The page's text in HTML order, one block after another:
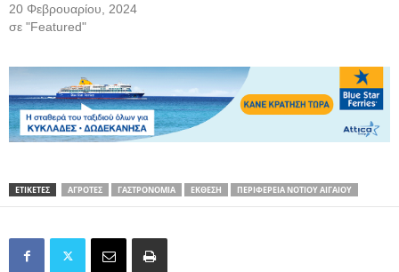
20 Φεβρουαρίου, 2024
σε "Featured"
ΕΤΙΚΕΤΕΣ ΑΓΡΟΤΕΣ ΓΑΣΤΡΟΝΟΜΙΑ ΕΚΘΕΣΗ ΠΕΡΙΦΕΡΕΙΑ ΝΟΤΙΟΥ ΑΙΓΑΙΟΥ